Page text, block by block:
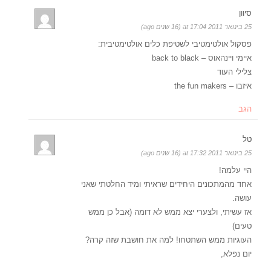
סיוון
25 בינואר 2011 at 17:04 (16 שנים ago)
פסקול אולטימטיבי לשטיפת כלים אולטימטיבית:
איימי ויינהאוס – back to black
צלילי העוד
איזבו – the fun makers
הגב
טל
25 בינואר 2011 at 17:32 (16 שנים ago)
היי עלמה!
אחד מהמתכונים היחידים שראיתי ומיד החלטתי שאני
עושה.
אז עשיתי, ולצערי יצא ממש לא דומה (אבל כן ממש
טעים)
העוגיות ממש השתטחו! למה את חושבת שזה קרה?
יום נפלא,